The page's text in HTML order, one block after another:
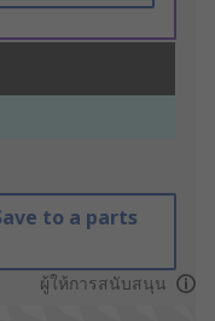
to a parts
ผู้ให้การสนับสนุน